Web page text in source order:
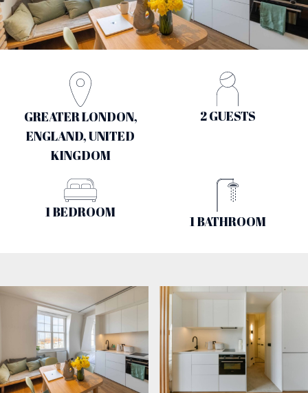
GREATER LONDON,
ENGLAND, UNITED
KINGDOM
2 GUESTS
1 BEDROOM
1 BATHROOM